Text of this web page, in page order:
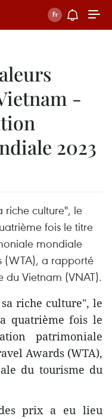
-
2023
riche culture", le
fois le titre
mondiale
(WTA), a rapporté
du Vietnam (VNAT).
riche culture", le
quatrième fois le
patrimoniale
Awards (WTA),
du tourisme du
prix a eu lieu